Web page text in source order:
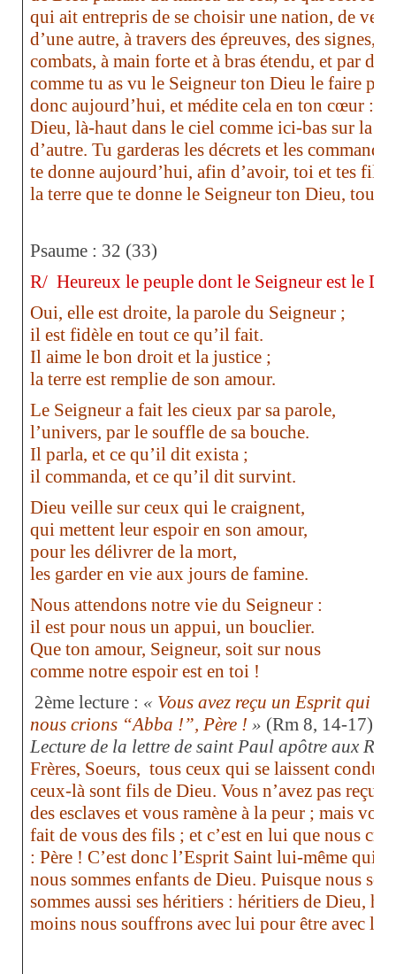
qui ait entrepris de se choisir une nation, de
d’une autre, à travers des épreuves, des signes,
combats, à main forte et à bras étendu, et par
comme tu as vu le Seigneur ton Dieu le faire
donc aujourd’hui, et médite cela en ton cœur :
Dieu, là-haut dans le ciel comme ici-bas sur la
d’autre. Tu garderas les décrets et les
te donne aujourd’hui, afin d’avoir, toi et tes
la terre que te donne le Seigneur ton Dieu, tous
Psaume : 32 (33)
R/ Heureux le peuple dont le Seigneur est le
Oui, elle est droite, la parole du Seigneur ;
il est fidèle en tout ce qu’il fait.
Il aime le bon droit et la justice ;
la terre est remplie de son amour.
Le Seigneur a fait les cieux par sa parole,
l’univers, par le souffle de sa bouche.
Il parla, et ce qu’il dit exista ;
il commanda, et ce qu’il dit survint.
Dieu veille sur ceux qui le craignent,
qui mettent leur espoir en son amour,
pour les délivrer de la mort,
les garder en vie aux jours de famine.
Nous attendons notre vie du Seigneur :
il est pour nous un appui, un bouclier.
Que ton amour, Seigneur, soit sur nous
comme notre espoir est en toi !
2ème lecture : « Vous avez reçu un Esprit qui
nous crions “Abba !”, Père ! » (Rm 8, 14-17)
Lecture de la lettre de saint Paul apôtre aux
Frères, Soeurs, tous ceux qui se laissent
ceux-là sont fils de Dieu. Vous n’avez pas reçu
des esclaves et vous ramène à la peur ; mais
fait de vous des fils ; et c’est en lui que nous
: Père ! C’est donc l’Esprit Saint lui-même qui
nous sommes enfants de Dieu. Puisque nous
sommes aussi ses héritiers : héritiers de Dieu,
moins nous souffrons avec lui pour être avec lui